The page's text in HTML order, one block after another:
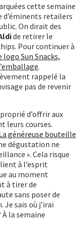
cette semaine
retailers
On dirait des
de retirer le
Pour continuer à
logo Sun Snacks,
.
rappelé la
pas de revenir
d’offrir aux
leurs courses.
généreuse bouteille
dégustation ne
». Cela risque
à l’esprit
au moment
à tirer de
sans poser de
sais où j’irai
À la semaine